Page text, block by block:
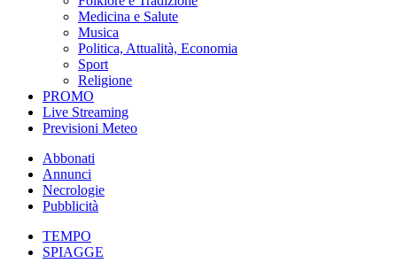
Medicina e Salute
Musica
Politica, Attualità, Economia
Sport
Religione
PROMO
Live Streaming
Previsioni Meteo
Abbonati
Annunci
Necrologie
Pubblicità
TEMPO
SPIAGGE